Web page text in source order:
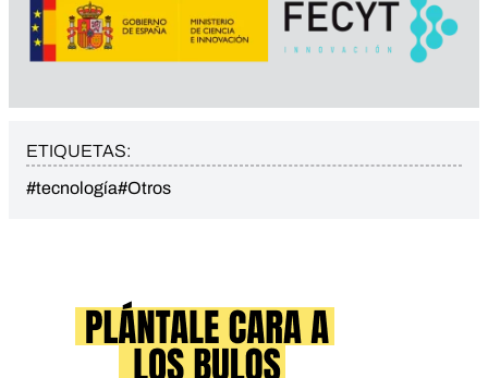
ETIQUETAS:
#tecnología#Otros